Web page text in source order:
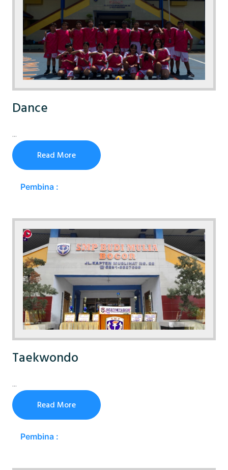
Dance
...
Read More
Pembina :
Taekwondo
...
Read More
Pembina :